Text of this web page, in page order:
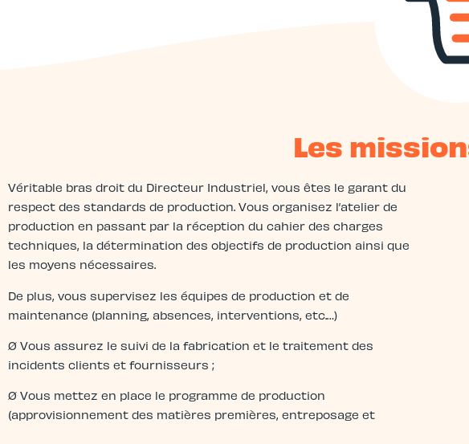
Les
Véritable bras droit du Directeur Industriel, vous êtes le garant du
respect des standards de production. Vous organisez l’atelier de
production en passant par la réception du cahier des charges
techniques, la détermination des objectifs de production ainsi que
les moyens nécessaires.
De plus, vous supervisez les équipes de production et de
maintenance (planning, absences, interventions, etc.…)
Ø Vous assurez le suivi de la fabrication et le traitement des
incidents clients et fournisseurs ;
Ø Vous mettez en place le programme de production
(approvisionnement des matières premières, entreposage et